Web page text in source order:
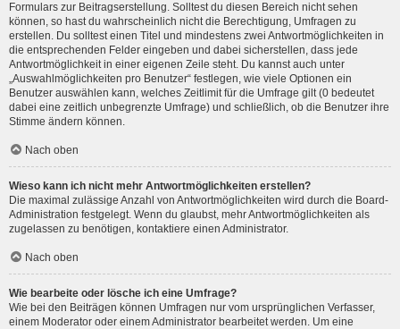
Formulars zur Beitragserstellung. Solltest du diesen Bereich nicht sehen
können, so hast du wahrscheinlich nicht die Berechtigung, Umfragen zu
erstellen. Du solltest einen Titel und mindestens zwei Antwortmöglichkeiten in
die entsprechenden Felder eingeben und dabei sicherstellen, dass jede
Antwortmöglichkeit in einer eigenen Zeile steht. Du kannst auch unter
„Auswahlmöglichkeiten pro Benutzer“ festlegen, wie viele Optionen ein
Benutzer auswählen kann, welches Zeitlimit für die Umfrage gilt (0 bedeutet
dabei eine zeitlich unbegrenzte Umfrage) und schließlich, ob die Benutzer ihre
Stimme ändern können.
Nach oben
Wieso kann ich nicht mehr Antwortmöglichkeiten erstellen?
Die maximal zulässige Anzahl von Antwortmöglichkeiten wird durch die Board-
Administration festgelegt. Wenn du glaubst, mehr Antwortmöglichkeiten als
zugelassen zu benötigen, kontaktiere einen Administrator.
Nach oben
Wie bearbeite oder lösche ich eine Umfrage?
Wie bei den Beiträgen können Umfragen nur vom ursprünglichen Verfasser,
einem Moderator oder einem Administrator bearbeitet werden. Um eine